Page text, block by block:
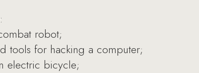
robot;
tools for hacking a computer;
electric bicycle;